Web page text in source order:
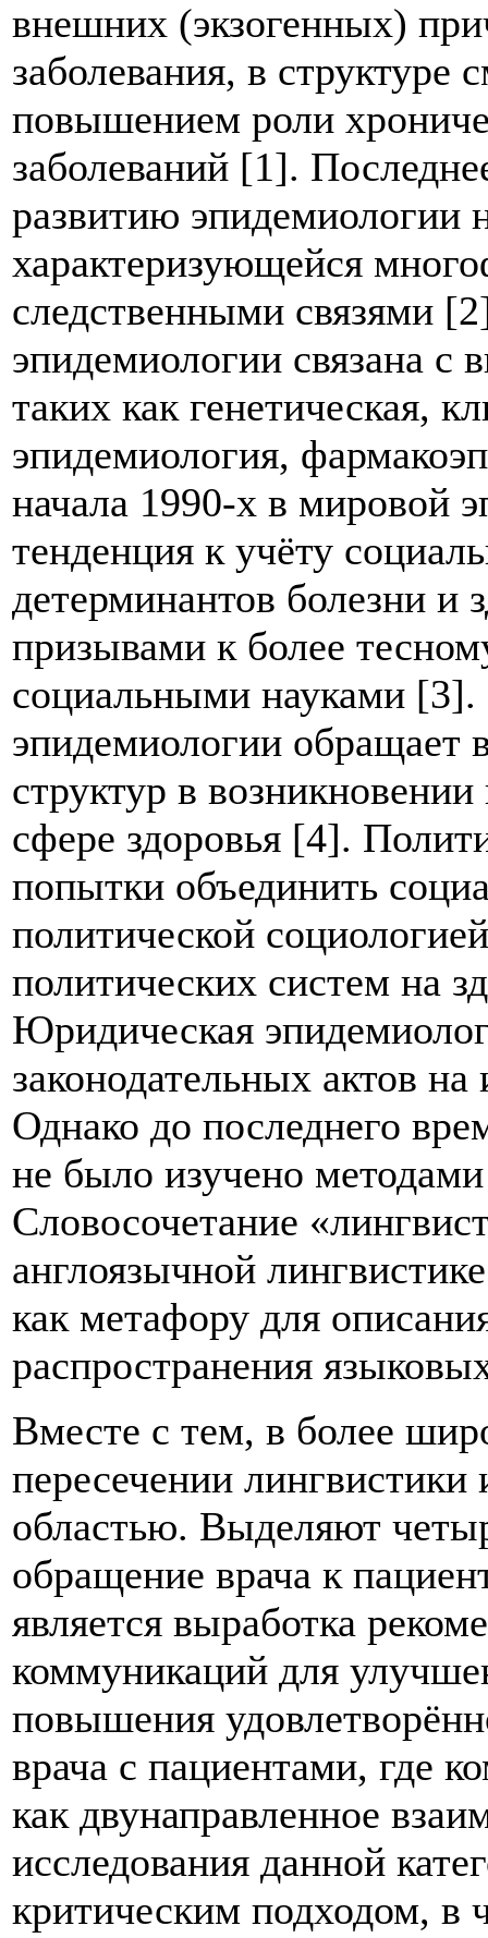
внешних (экзогенных)
заболевания, в структуре
повышением роли
заболеваний [1].
развитию эпидемиологии
характеризующейся
следственными связями
эпидемиологии связана с
таких как генетическая,
эпидемиология,
начала 1990-х в мировой
тенденция к учёту
детерминантов болезни и
призывами к более
социальными науками
эпидемиологии обращает
структур в
сфере здоровья [4].
попытки объединить
политической
политических систем на
Юридическая
законодательных актов
Однако до последнего
не было изучено
Словосочетание
англоязычной
как метафору для
распространения
Вместе с тем, в более
пересечении
областью. Выделяют
обращение врача к
является выработка
коммуникаций для
повышения
врача с пациентами, где
как двунаправленное
исследования данной
критическим подходом, в